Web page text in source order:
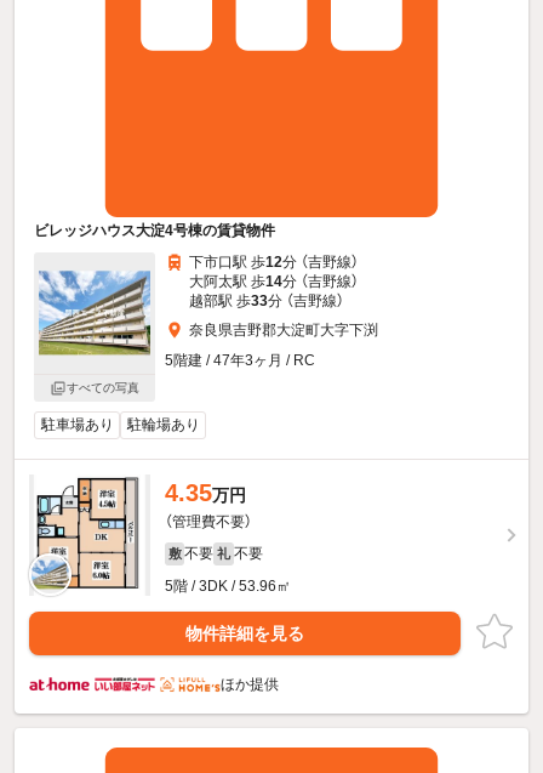
ビレッジハウス大淀4号棟の賃貸物件
すべての写真
下市口駅 歩12分 （吉野線）
大阿太駅 歩14分 （吉野線）
越部駅 歩33分 （吉野線）
奈良県吉野郡大淀町大字下渕
5階建 / 47年3ヶ月 / RC
駐車場あり 駐輪場あり
4.35万円
（管理費不要）
敷 不要 礼 不要
5階 / 3DK / 53.96㎡
物件詳細を見る
ほか提供